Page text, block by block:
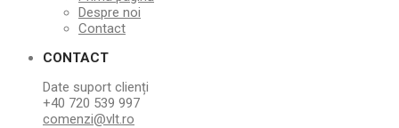
Despre noi
Contact
CONTACT
Date suport clienți
+40 720 539 997
comenzi@vlt.ro